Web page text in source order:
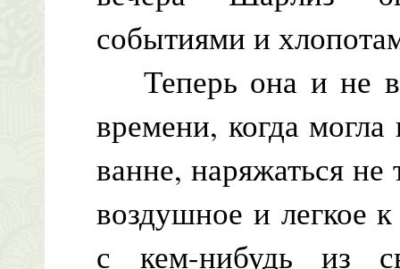
событиями и
Теперь она и не
времени, когда
ванне, наряжаться не
воздушное и легкое
с кем-нибудь из